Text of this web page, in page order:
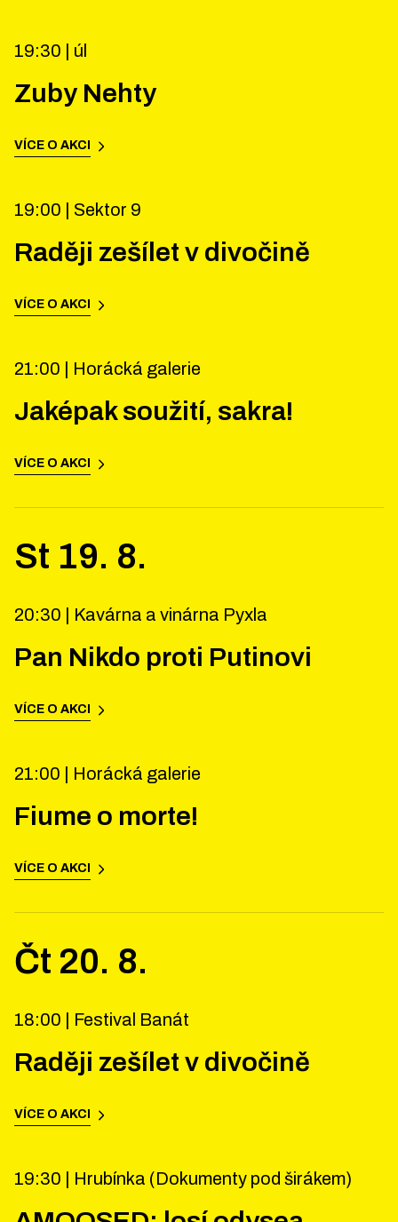
19:30 | úl
Zuby Nehty
VÍCE O AKCI
19:00 | Sektor 9
Raději zešílet v divočině
VÍCE O AKCI
21:00 | Horácká galerie
Jaképak soužití, sakra!
VÍCE O AKCI
St 19. 8.
20:30 | Kavárna a vinárna Pyxla
Pan Nikdo proti Putinovi
VÍCE O AKCI
21:00 | Horácká galerie
Fiume o morte!
VÍCE O AKCI
Čt 20. 8.
18:00 | Festival Banát
Raději zešílet v divočině
VÍCE O AKCI
19:30 | Hrubínka (Dokumenty pod širákem)